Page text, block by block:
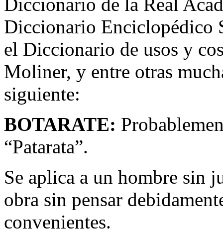
Diccionario Enciclopédico
el Diccionario de usos y
Moliner, y entre otras
siguiente:
BOTARATE:
“Patarata”.
Se aplica a un hombre sin
obra sin pensar
convenientes.